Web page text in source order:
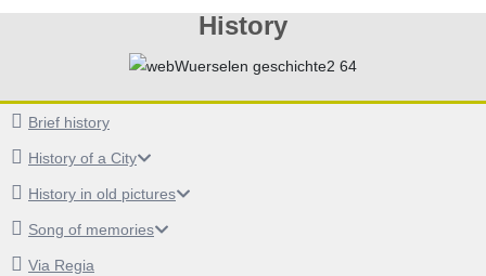
History
Brief history
History of a City
History in old pictures
Song of memories
Via Regia